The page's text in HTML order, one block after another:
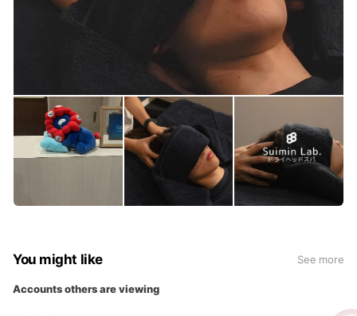
You might like See more
Accounts others are viewing